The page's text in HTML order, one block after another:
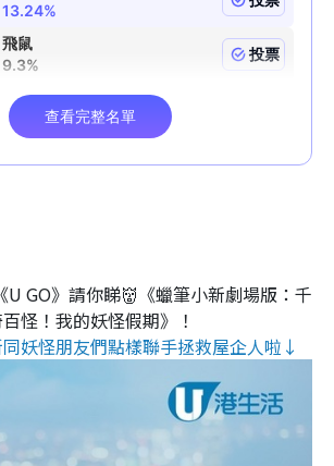
U GO》請你睇👹《蠟筆小新劇場版：千
怪！我的妖怪假期》！
妖怪朋友們點樣聯手拯救屋企人啦↓